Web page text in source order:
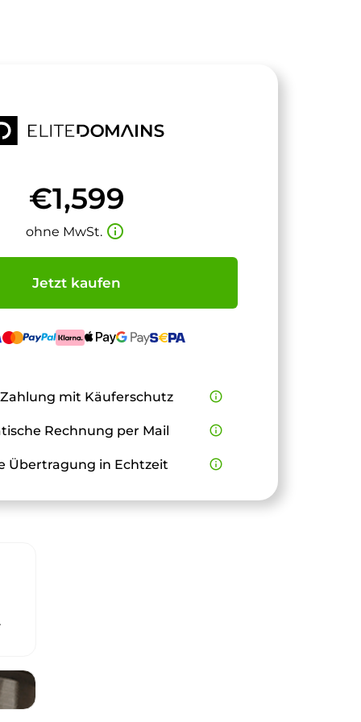
€1,599
ohne MwSt. info_outline
Jetzt kaufen
mit Käuferschutz info_outline
Rechnung per Mail info_outline
Übertragung in Echtzeit info_outline